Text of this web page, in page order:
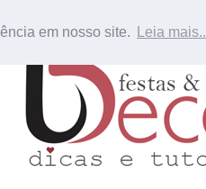
em nosso site. Leia